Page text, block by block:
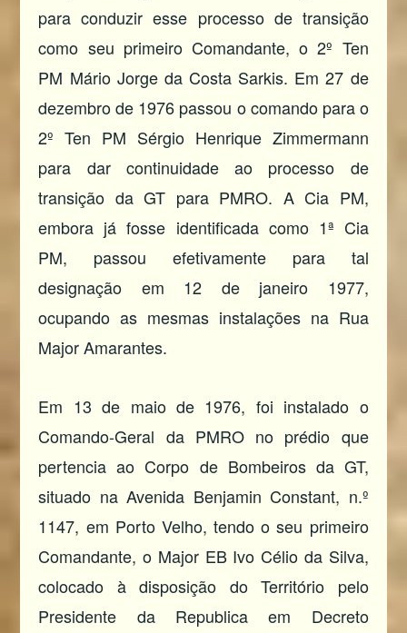
para conduzir esse processo de transição
como seu primeiro Comandante, o 2º Ten
PM Mário Jorge da Costa Sarkis. Em 27 de
dezembro de 1976 passou o comando para o
2º Ten PM Sérgio Henrique Zimmermann
para dar continuidade ao processo de
transição da GT para PMRO. A Cia PM,
embora já fosse identificada como 1ª Cia
PM, passou efetivamente para tal
designação em 12 de janeiro 1977,
ocupando as mesmas instalações na Rua
Major Amarantes.
Em 13 de maio de 1976, foi instalado o
Comando-Geral da PMRO no prédio que
pertencia ao Corpo de Bombeiros da GT,
situado na Avenida Benjamin Constant, n.º
1147, em Porto Velho, tendo o seu primeiro
Comandante, o Major EB Ivo Célio da Silva,
colocado à disposição do Território pelo
Presidente da Republica em Decreto